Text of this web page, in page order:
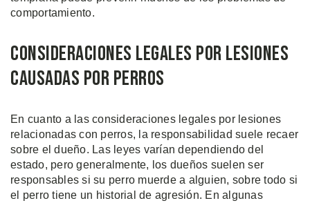
comportamiento.
Consideraciones Legales por Lesiones
Causadas por Perros
En cuanto a las consideraciones legales por lesiones
relacionadas con perros, la responsabilidad suele recaer
sobre el dueño. Las leyes varían dependiendo del
estado, pero generalmente, los dueños suelen ser
responsables si su perro muerde a alguien, sobre todo si
el perro tiene un historial de agresión. En algunas